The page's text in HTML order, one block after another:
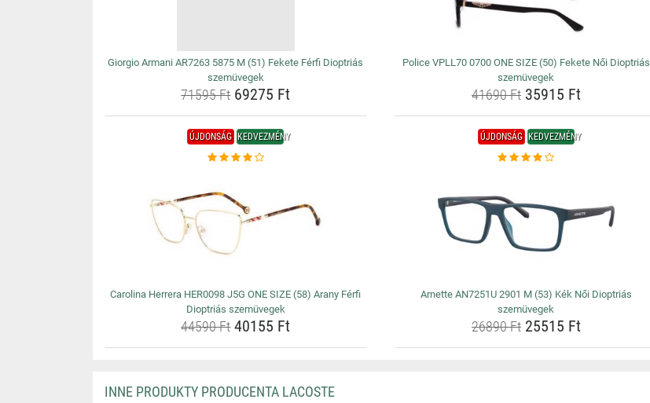
Giorgio Armani AR7263 5875 M (51) Fekete Férfi Dioptriás
szemüvegek
71595 Ft69275 Ft
Police VPLL70 0700 ONE SIZE (50) Fekete Női Dioptriás
szemüvegek
41690 Ft35915 Ft
ÚJDONSÁG KEDVEZMÉNY
Carolina Herrera HER0098 J5G ONE SIZE (58) Arany Férfi
Dioptriás szemüvegek
44590 Ft40155 Ft
ÚJDONSÁG KEDVEZMÉNY
Arnette AN7251U 2901 M (53) Kék Női Dioptriás
szemüvegek
26890 Ft25515 Ft
INNE PRODUKTY PRODUCENTA LACOSTE